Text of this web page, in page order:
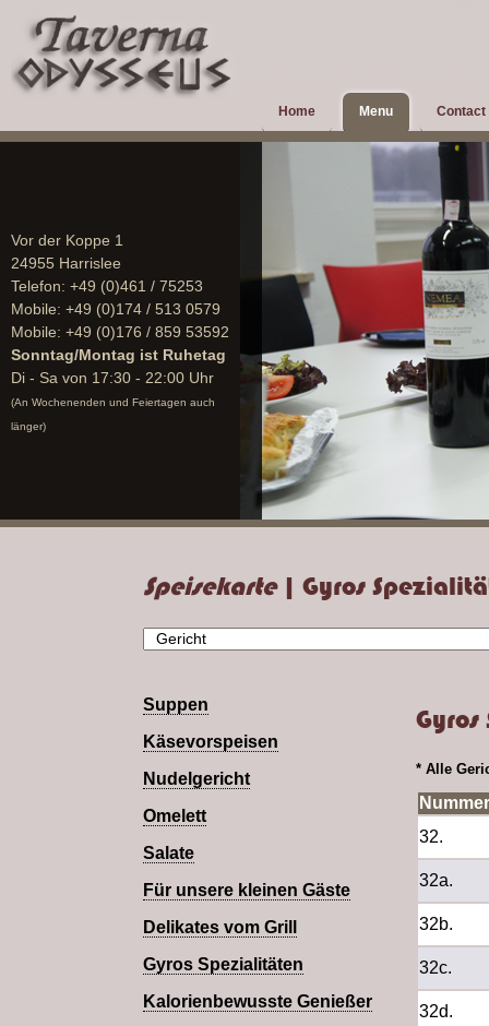
Home Menu Contact
Vor der Koppe 1
24955 Harrislee
Telefon: +49 (0)461 / 75253
Mobile: +49 (0)174 / 513 0579
Mobile: +49 (0)176 / 859 53592
Sonntag/Montag ist Ruhetag
Di - Sa von 17:30 - 22:00 Uhr
(An Wochenenden und Feiertagen auch
länger)
Speisekarte| Gyros
Suppen
Käsevorspeisen
Nudelgericht
Omelett
Salate
Für unsere kleinen Gäste
Delikates vom Grill
Gyros Spezialitäten
Kalorienbewusste Genießer
* Alle
Nummer
32.
32a.
32b.
32c.
32d.